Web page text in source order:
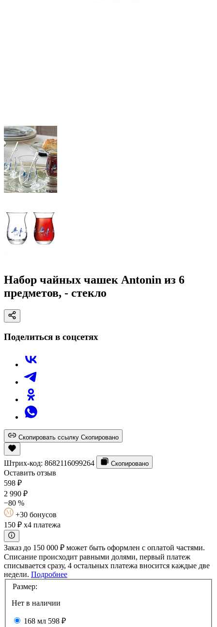
Набор чайных чашек Antonin из 6
предметов, - стекло
Поделиться в соцсетях
Скопировать ссылку Скопировано
Штрих-код: 8682116099264 Скопировано
Оставить отзыв
598 ₽
2 990 ₽
−80 %
+30 бонусов
150 ₽ x4 платежа
Заказ до 150 000 ₽ может быть оформлен с оплатой частями.
Списание происходит равными долями, первый платеж
списывается сразу, 4 остальных платежа вносится каждые две
недели. Подробнее
Размер:
Нет в наличии
168 мл 598 ₽